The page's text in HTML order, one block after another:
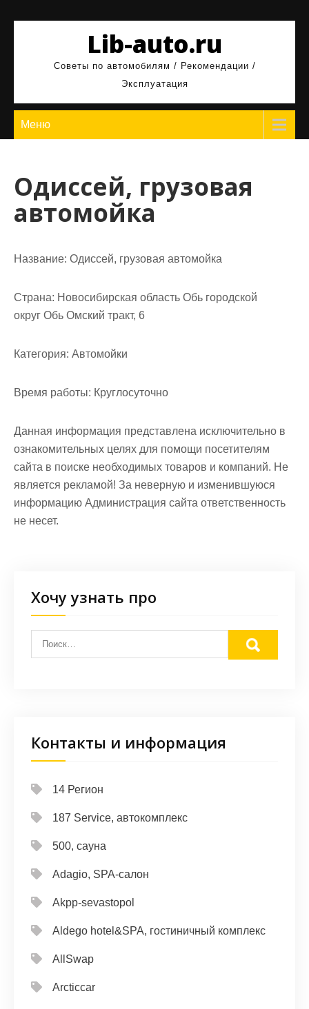
Lib-auto.ru
Советы по автомобилям / Рекомендации /
Эксплуатация
Меню
Одиссей, грузовая
автомойка
Название: Одиссей, грузовая автомойка
Страна: Новосибирская область Обь городской
округ Обь Омский тракт, 6
Категория: Автомойки
Время работы: Круглосуточно
Данная информация представлена исключительно в
ознакомительных целях для помощи посетителям
сайта в поиске необходимых товаров и компаний. Не
является рекламой! За неверную и изменившуюся
информацию Администрация сайта ответственность
не несет.
Хочу узнать про
Контакты и информация
14 Регион
187 Service, автокомплекс
500, сауна
Adagio, SPA-салон
Akpp-sevastopol
Aldego hotel&SPA, гостиничный комплекс
AllSwap
Arcticcar